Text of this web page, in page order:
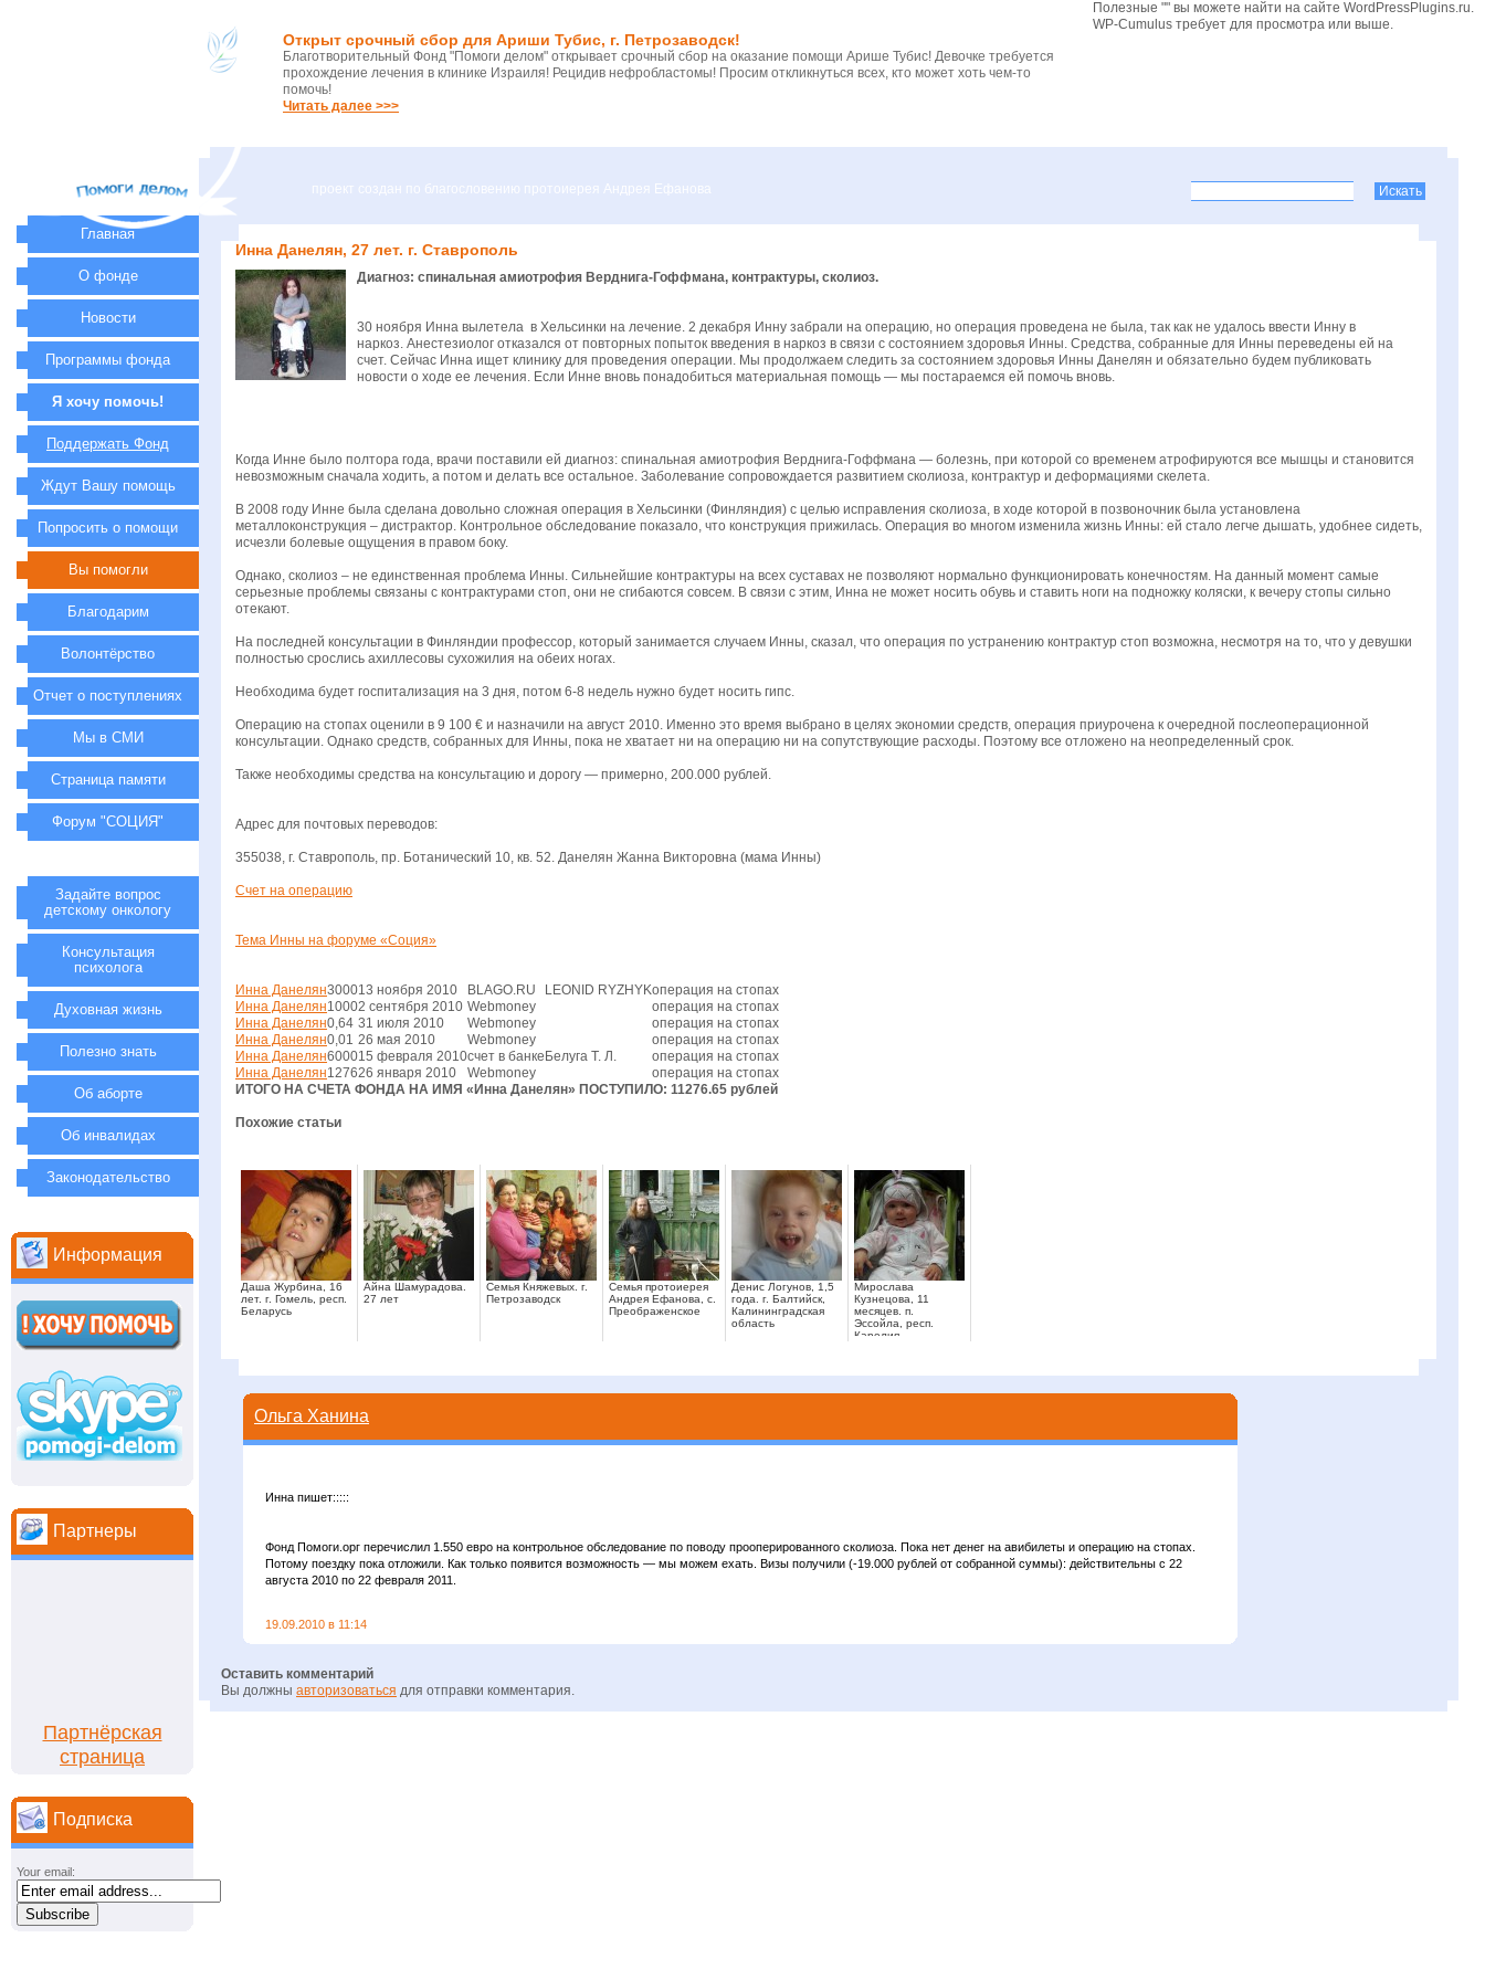
Открыт срочный сбор для Ариши Тубис, г. Петрозаводск!
Благотворительный Фонд "Помоги делом" открывает срочный сбор на оказание помощи Арише Тубис! Девочке требуется
прохождение лечения в клинике Израиля! Рецидив нефробластомы! Просим откликнуться всех, кто может хоть чем-то
помочь!
Читать далее >>>
Полезные "" вы можете найти на сайте WordPressPlugins.ru.
WP-Cumulus требует для просмотра или выше.
проект создан по благословению протоиерея Андрея Ефанова
Инна Данелян, 27 лет. г. Ставрополь
Диагноз: спинальная амиотрофия Верднига-Гоффмана, контрактуры, сколиоз.
30 ноября Инна вылетела в Хельсинки на лечение. 2 декабря Инну забрали на операцию, но операция проведена не была, так как не удалось ввести Инну в
наркоз. Анестезиолог отказался от повторных попыток введения в наркоз в связи с состоянием здоровья Инны. Средства, собранные для Инны переведены ей на
счет. Сейчас Инна ищет клинику для проведения операции. Мы продолжаем следить за состоянием здоровья Инны Данелян и обязательно будем публиковать
новости о ходе ее лечения. Если Инне вновь понадобиться материальная помощь — мы постараемся ей помочь вновь.
Когда Инне было полтора года, врачи поставили ей диагноз: спинальная амиотрофия Верднига-Гоффмана — болезнь, при которой со временем атрофируются все мышцы и становится
невозможным сначала ходить, а потом и делать все остальное. Заболевание сопровождается развитием сколиоза, контрактур и деформациями скелета.
В 2008 году Инне была сделана довольно сложная операция в Хельсинки (Финляндия) с целью исправления сколиоза, в ходе которой в позвоночник была установлена
металлоконструкция – дистрактор. Контрольное обследование показало, что конструкция прижилась. Операция во многом изменила жизнь Инны: ей стало легче дышать, удобнее сидеть,
исчезли болевые ощущения в правом боку.
Однако, сколиоз – не единственная проблема Инны. Сильнейшие контрактуры на всех суставах не позволяют нормально функционировать конечностям. На данный момент самые
серьезные проблемы связаны с контрактурами стоп, они не сгибаются совсем. В связи с этим, Инна не может носить обувь и ставить ноги на подножку коляски, к вечеру стопы сильно
отекают.
На последней консультации в Финляндии профессор, который занимается случаем Инны, сказал, что операция по устранению контрактур стоп возможна, несмотря на то, что у девушки
полностью срослись ахиллесовы сухожилия на обеих ногах.
Необходима будет госпитализация на 3 дня, потом 6-8 недель нужно будет носить гипс.
Операцию на стопах оценили в 9 100 € и назначили на август 2010. Именно это время выбрано в целях экономии средств, операция приурочена к очередной послеоперационной
консультации. Однако средств, собранных для Инны, пока не хватает ни на операцию ни на сопутствующие расходы. Поэтому все отложено на неопределенный срок.
Также необходимы средства на консультацию и дорогу — примерно, 200.000 рублей.
Адрес для почтовых переводов:
355038, г. Ставрополь, пр. Ботанический 10, кв. 52. Данелян Жанна Викторовна (мама Инны)
Счет на операцию
Тема Инны на форуме «Соция»
Инна Данелян300013 ноября 2010 BLAGO.RU LEONID RYZHYKоперация на стопах
Инна Данелян10002 сентября 2010 Webmoney
операция на стопах
Инна Данелян0,64 31 июля 2010 Webmoney
операция на стопах
Инна Данелян0,01 26 мая 2010 Webmoney
операция на стопах
Инна Данелян600015 февраля 2010счет в банке Белуга Т. Л.
операция на стопах
Инна Данелян127626 января 2010 Webmoney
операция на стопах
ИТОГО НА СЧЕТА ФОНДА НА ИМЯ «Инна Данелян» ПОСТУПИЛО: 11276.65 рублей
Похожие статьи
Даша Журбина, 16
лет. г. Гомель, респ.
Беларусь
Айна Шамурадова.
27 лет
Семья Княжевых. г.
Петрозаводск
Семья протоиерея
Андрея Ефанова, с.
Преображенское
Денис Логунов, 1,5
года. г. Балтийск,
Калининградская
область
Мирослава
Кузнецова, 11
месяцев. п.
Эссойла, респ.
Карелия
Ольга Ханина
Инна пишет:::::
Фонд Помоги.орг перечислил 1.550 евро на контрольное обследование по поводу прооперированного сколиоза. Пока нет денег на авибилеты и операцию на стопах.
Потому поездку пока отложили. Как только появится возможность — мы можем ехать. Визы получили (-19.000 рублей от собранной суммы): действительны с 22
августа 2010 по 22 февраля 2011.
19.09.2010 в 11:14
Оставить комментарий
Вы должны авторизоваться для отправки комментария.
Главная
О фонде
Новости
Программы фонда
Я хочу помочь!
Поддержать Фонд
Ждут Вашу помощь
Попросить о помощи
Вы помогли
Благодарим
Волонтёрство
Отчет о поступлениях
Мы в СМИ
Страница памяти
Форум "СОЦИЯ"
Задайте вопрос
детскому онкологу
Консультация
психолога
Духовная жизнь
Полезно знать
Об аборте
Об инвалидах
Законодательство
Информация
Партнеры
Партнёрская
страница
Подписка
Your email: